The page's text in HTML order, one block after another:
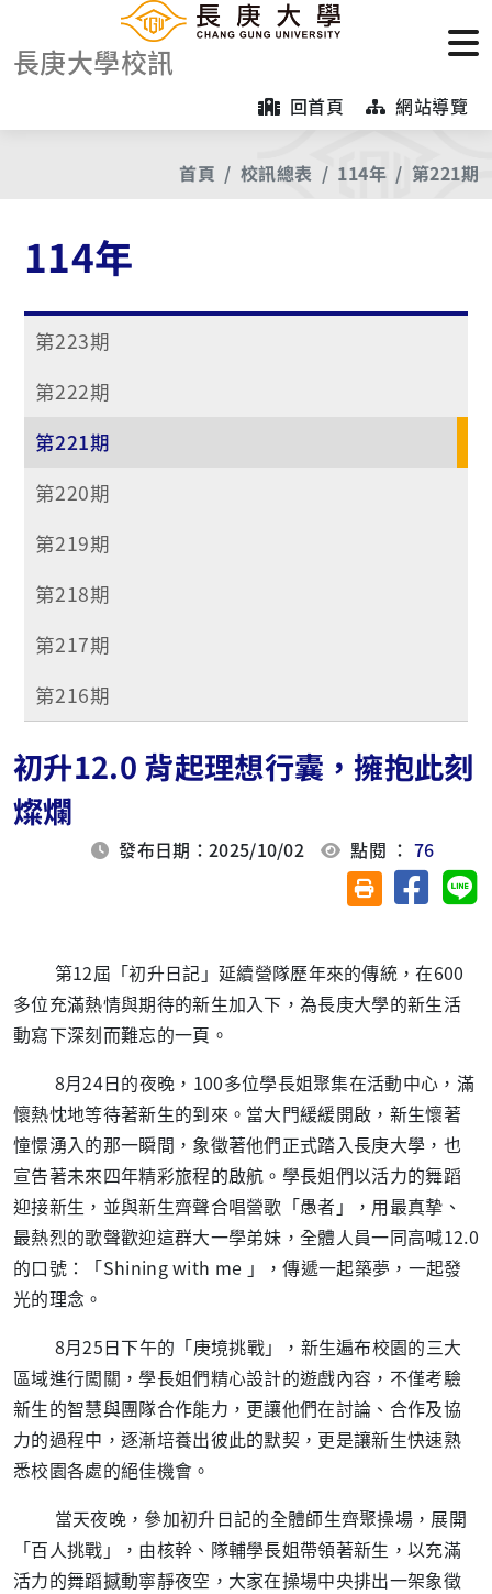
長庚大學校訊
回首頁 網站導覽
首頁 校訊總表 114年 第221期
114年
第223期
第222期
第221期
第220期
第219期
第218期
第217期
第216期
初升12.0 背起理想行囊，擁抱此刻
燦爛
發布日期：2025/10/02 點閱 ：76
友善列印(另開視
分享至
第12屆「初升日記」延續營隊歷年來的傳統，在600
多位充滿熱情與期待的新生加入下，為長庚大學的新生活
動寫下深刻而難忘的一頁。
8月24日的夜晚，100多位學長姐聚集在活動中心，滿
懷熱忱地等待著新生的到來。當大門緩緩開啟，新生懷著
憧憬湧入的那一瞬間，象徵著他們正式踏入長庚大學，也
宣告著未來四年精彩旅程的啟航。學長姐們以活力的舞蹈
迎接新生，並與新生齊聲合唱營歌「愚者」，用最真摯、
最熱烈的歌聲歡迎這群大一學弟妹，全體人員一同高喊12.0
的口號：「Shining with me 」，傳遞一起築夢，一起發
光的理念。
8月25日下午的「庚境挑戰」，新生遍布校園的三大
區域進行闖關，學長姐們精心設計的遊戲內容，不僅考驗
新生的智慧與團隊合作能力，更讓他們在討論、合作及協
力的過程中，逐漸培養出彼此的默契，更是讓新生快速熟
悉校園各處的絕佳機會。
當天夜晚，參加初升日記的全體師生齊聚操場，展開
「百人挑戰」，由核幹、隊輔學長姐帶領著新生，以充滿
活力的舞蹈撼動寧靜夜空，大家在操場中央排出一架象徵